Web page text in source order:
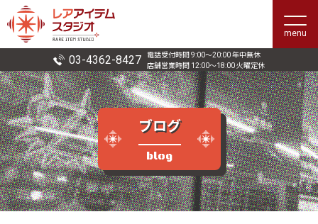
menu
03-4362-8427
電話受付時間 9:00〜20:00 年中無休
店舗営業時間 12:00〜18:00 火曜定休
ブログ
blog